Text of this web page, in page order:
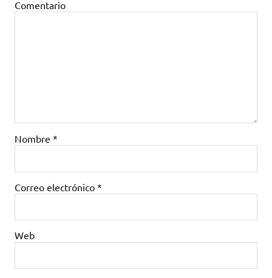
Comentario
Nombre *
Correo electrónico *
Web